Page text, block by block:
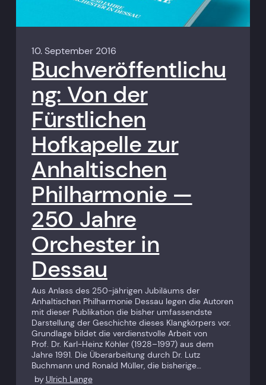
10. September 2016
Buchveröffentlichu
ng: Von der
Fürstlichen
Hofkapelle zur
Anhaltischen
Philharmonie —
250 Jahre
Orchester in
Dessau
Aus Anlass des 250-jährigen Jubiläums der
Anhaltischen Philharmonie Dessau legen die Autoren
mit dieser Publikation die bisher umfassendste
Darstellung der Geschichte dieses Klangkörpers vor.
Grundlage bildet die ­verdienstvolle Arbeit von
Prof. Dr. Karl-Heinz Köhler (1928–1997) aus dem
Jahre 1991. Die Überarbeitung durch Dr. Lutz
Buchmann und Ronald Müller, die bisherige…
by Ulrich Lange